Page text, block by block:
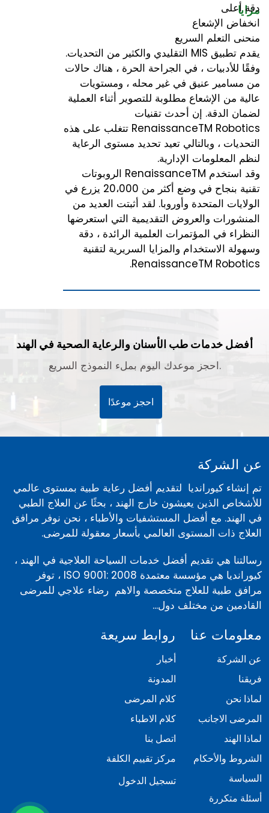
مزايا
دقة أعلى
انخفاض الإشعاع
منحنى التعلم السريع
يقدم تطبيق MIS التقليدي والكثير من التحديات.
وفقًا للأدبيات ، في الجراحة الحرة ، هناك حالات
من مسامير عنيق في غير محله ، ومستويات
عالية من الإشعاع مطلوبة للتصوير أثناء العملية
لضمان الدقة. إن أحدث تقنيات
RenaissanceTM Robotics تتغلب على هذه
التحديات ، وبالتالي تعيد تحديد مستوى الرعاية
لنظم المعلومات الإدارية.
وقد استخدم RenaissanceTM الروبوتات
تقنية بنجاح في وضع أكثر من 20،000 يزرع في
الولايات المتحدة وأوروبا. لقد أثبتت العديد من
المنشورات والعروض التقديمية التي استعرضها
النظراء في المؤتمرات العلمية الرائدة ، دقة
وسهولة الاستخدام والمزايا السريرية لتقنية
RenaissanceTM Robotics.
أفضل خدمات طب الأسنان والرعاية الصحية في الهند
احجز موعدك اليوم بملء النموذج السريع.
احجز موعدًا
عن الشركة
تم إنشاء كيورانديا لتقديم أفضل رعاية طبية بمستوى عالمي
للأشخاص الذين يعيشون خارج الهند ، بحثًا عن العلاج الطبي
في الهند. مع أفضل المستشفيات والأطباء ، نحن نوفر مرافق
العلاج ذات المستوى العالمي بأسعار معقولة للمرضى.
رسالتنا هي تقديم أفضل خدمات السياحة العلاجية في الهند ،
كيورانديا هي مؤسسة معتمدة ISO 9001: 2008 ، توفر
مرافق طبية للعلاج متخصصة والاهم رضاء علاجي للمرضى
القادمين من مختلف دول...
معلومات عنا
عن الشركة
فريقنا
لماذا نحن
المرضى الاجانب
لماذا الهند
الشروط والأحكام
السياسة
أسئلة متكررة
روابط سريعة
أخبار
المدونة
كلام المرضى
كلام الاطباء
اتصل بنا
مركز تقييم الكلفة
تسجيل الدخول